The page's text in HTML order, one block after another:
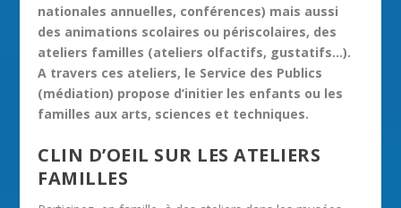
nationales annuelles, conférences) mais aussi
des animations scolaires ou périscolaires, des
ateliers familles (ateliers olfactifs, gustatifs…).
A travers ces ateliers, le Service des Publics
(médiation) propose d’initier les enfants ou les
familles aux arts, sciences et techniques.
CLIN D’OEIL SUR LES ATELIERS
FAMILLES